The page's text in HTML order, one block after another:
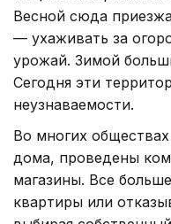
Весной сюда
— ухаживать за
урожай. Зимой
Сегодня эти
неузнаваемости.
Во многих
дома, проведены
магазины. Все
квартиры или